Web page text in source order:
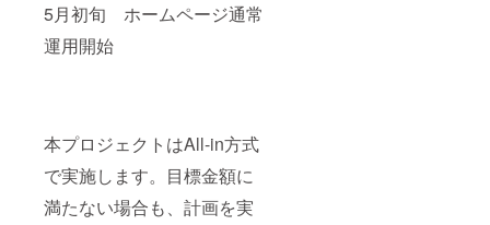
5月初旬 ホームページ通常
運用開始
本プロジェクトはAll-in方式
で実施します。目標金額に
満たない場合も、計画を実